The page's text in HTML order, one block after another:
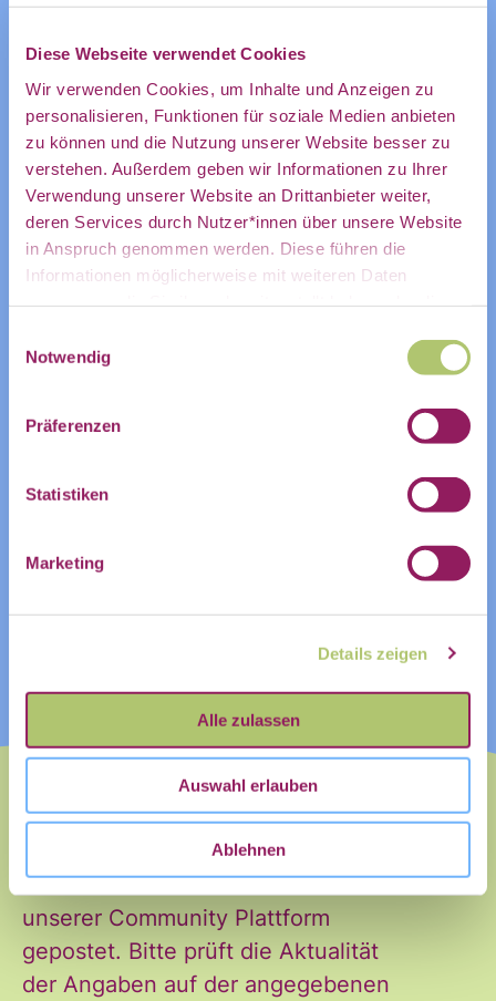
Diese Webseite verwendet Cookies
Wir verwenden Cookies, um Inhalte und Anzeigen zu
personalisieren, Funktionen für soziale Medien anbieten
zu können und die Nutzung unserer Website besser zu
verstehen. Außerdem geben wir Informationen zu Ihrer
Verwendung unserer Website an Drittanbieter weiter,
deren Services durch Nutzer*innen über unsere Website
in Anspruch genommen werden. Diese führen die
Informationen möglicherweise mit weiteren Daten
haben.
Notwendig
Präferenzen
Statistiken
Marketing
Details zeigen
Alle zulassen
Auswahl erlauben
Ablehnen
Space(https://community.civic-
data.de/user/registration/by-link?
token=RA7M-4e0kCL7Qz&spaceId=5).
Spread the word! Wir freuen uns auf euch!
ZUR VERANSTALTUNG IM COMMUNITY-
KALENDER
ZUM KALENDER HINZUFÜGEN
Dieses Event wurde zuerst auf
unserer Community Plattform
gepostet. Bitte prüft die Aktualität
der Angaben auf der angegebenen
direkt in
mein
persönliches
Postfach:
Name
Nachname